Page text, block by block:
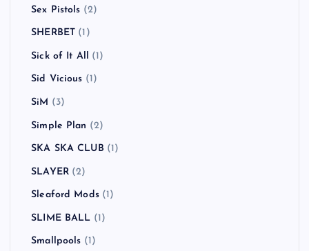
Sex Pistols (2)
SHERBET (1)
Sick of It All (1)
Sid Vicious (1)
SiM (3)
Simple Plan (2)
SKA SKA CLUB (1)
SLAYER(2)
Sleaford Mods(1)
SLIME BALL (1)
Smallpools (1)